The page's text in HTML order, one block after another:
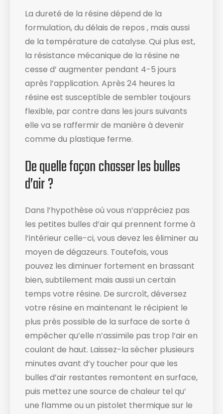
La dureté de la résine dépend de la
formulation, du délais de repos , mais aussi
de la température de catalyse. Qui plus est,
la résistance mécanique de la résine ne
cesse d’ augmenter pendant 4-5 jours
après l’application. Après 24 heures la
résine est susceptible de sembler toujours
flexible, par contre dans les jours suivants
elle va se raffermir de manière à devenir
comme du plastique ferme.
De quelle façon chasser les bulles
d’air ?
Dans l’hypothèse où vous n’appréciez pas
les petites bulles d’air qui prennent forme à
l’intérieur celle-ci, vous devez les éliminer au
moyen de dégazeurs. Toutefois, vous
pouvez les diminuer fortement en brassant
bien, subtilement mais aussi un certain
temps votre résine. De surcroît, déversez
votre résine en maintenant le récipient le
plus près possible de la surface de sorte à
empêcher qu’elle n’assimile pas trop l’air en
coulant de haut. Laissez-la sécher plusieurs
minutes avant d’y toucher pour que les
bulles d’air restantes remontent en surface,
puis mettez une source de chaleur tel qu’
une flamme ou un pistolet thermique sur le